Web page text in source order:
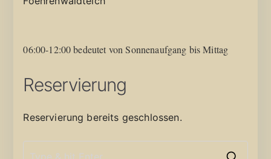
06:00-12:00 bedeutet von Sonnenaufgang bis Mittag
Reservierung
Reservierung bereits geschlossen.